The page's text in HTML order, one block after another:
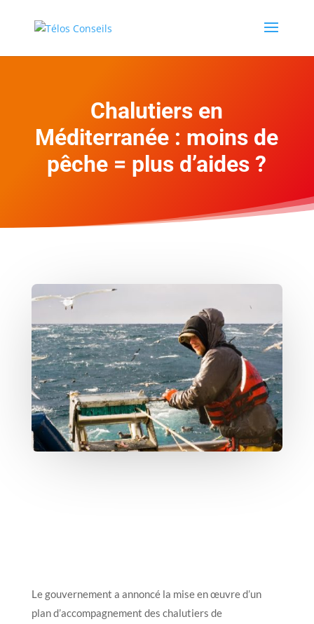
Chalutiers en
Méditerranée : moins de
pêche = plus d’aides ?
Le gouvernement a annoncé la mise en œuvre d’un
plan d’accompagnement des chalutiers de